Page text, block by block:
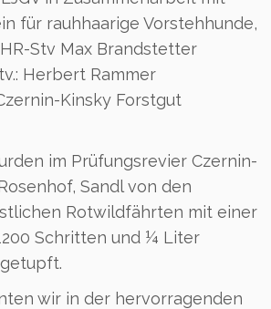
für rauhhaarige Vorstehhunde,
Stv Max Brandstetter
Herbert Rammer
Kinsky Forstgut
im Prüfungsrevier Czernin-
Sandl von den
Rotwildfährten mit einer
Schritten und ¼ Liter
wir in der hervorragenden